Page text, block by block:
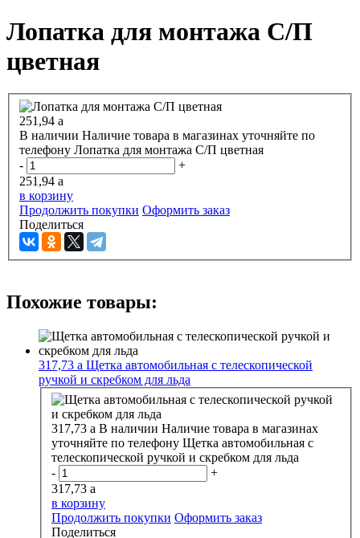
Лопатка для монтажа С/П
цветная
251,94 a
В наличии Наличие товара в магазинах уточняйте по
телефону Лопатка для монтажа С/П цветная
-
+
251,94 a
в корзину
Продолжить покупки Оформить заказ
Поделиться
Похожие товары:
317,73 a Щетка автомобильная с телескопической
ручкой и скребком для льда
317,73 a В наличии Наличие товара в магазинах
уточняйте по телефону Щетка автомобильная с
телескопической ручкой и скребком для льда
-
+
317,73 a
в корзину
Продолжить покупки Оформить заказ
Поделиться